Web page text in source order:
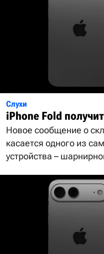
Слухи
iPhone Fold
Новое сообщение о
касается одного из
устройства –